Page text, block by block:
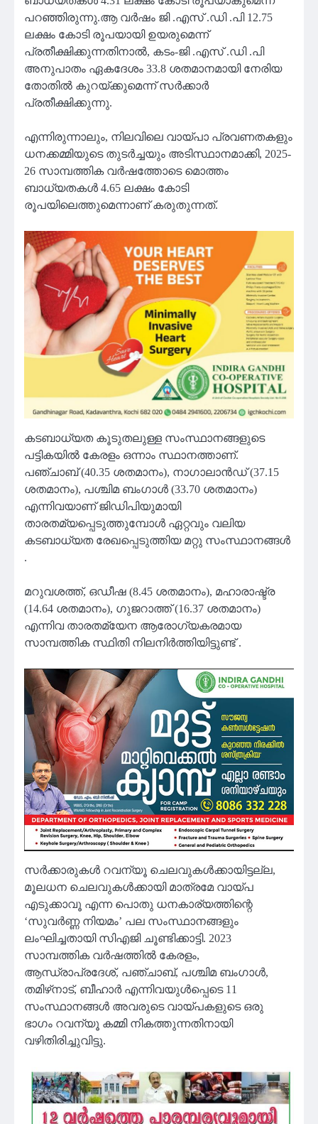
പറഞ്ഞിരുന്നു.ആ വർഷം ജി .എസ് .ഡി .പി 12.75
ലക്ഷം കോടി രൂപയായി ഉയരുമെന്ന്
പ്രതീക്ഷിക്കുന്നതിനാൽ, കടം-ജി .എസ് .ഡി .പി
അനുപാതം ഏകദേശം 33.8 ശതമാനമായി നേരിയ
തോതിൽ കുറയ്ക്കുമെന്ന് സർക്കാർ
പ്രതീക്ഷിക്കുന്നു.
എന്നിരുന്നാലും, നിലവിലെ വായ്പാ പ്രവണതകളും
ധനക്കമ്മിയുടെ തുടർച്ചയും അടിസ്ഥാനമാക്കി, 2025-
26 സാമ്പത്തിക വർഷത്തോടെ മൊത്തം
ബാധ്യതകൾ 4.65 ലക്ഷം കോടി
രൂപയിലെത്തുമെന്നാണ് കരുതുന്നത്.
കടബാധ്യത കൂടുതലുള്ള സംസ്ഥാനങ്ങളുടെ
പട്ടികയിൽ കേരളം ഒന്നാം സ്ഥാനത്താണ്.
പഞ്ചാബ് (40.35 ശതമാനം), നാഗാലാൻഡ് (37.15
ശതമാനം), പശ്ചിമ ബംഗാൾ (33.70 ശതമാനം)
എന്നിവയാണ് ജിഡിപിയുമായി
താരതമ്യപ്പെടുത്തുമ്പോൾ ഏറ്റവും വലിയ
കടബാധ്യത രേഖപ്പെടുത്തിയ മറ്റു സംസ്ഥാനങ്ങൾ
.
മറുവശത്ത്, ഒഡീഷ (8.45 ശതമാനം), മഹാരാഷ്ട്ര
(14.64 ശതമാനം), ഗുജറാത്ത് (16.37 ശതമാനം)
എന്നിവ താരതമ്യേന ആരോഗ്യകരമായ
സാമ്പത്തിക സ്ഥിതി നിലനിർത്തിയിട്ടുണ്ട് .
സർക്കാരുകൾ റവന്യൂ ചെലവുകൾക്കായിട്ടല്ല,
മൂലധന ചെലവുകൾക്കായി മാത്രമേ വായ്പ
എടുക്കാവൂ എന്ന പൊതു ധനകാര്യത്തിന്റെ
‘സുവർണ്ണ നിയമം’ പല സംസ്ഥാനങ്ങളും
ലംഘിച്ചതായി സിഎജി ചൂണ്ടിക്കാട്ടി. 2023
സാമ്പത്തിക വർഷത്തിൽ കേരളം,
ആന്ധ്രാപ്രദേശ്, പഞ്ചാബ്, പശ്ചിമ ബംഗാൾ,
തമിഴ്‌നാട്, ബീഹാർ എന്നിവയുൾപ്പെടെ 11
സംസ്ഥാനങ്ങൾ അവരുടെ വായ്പകളുടെ ഒരു
ഭാഗം റവന്യൂ കമ്മി നികത്തുന്നതിനായി
വഴിതിരിച്ചുവിട്ടു.